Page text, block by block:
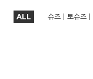
ALL 슈즈ㅣ토슈즈